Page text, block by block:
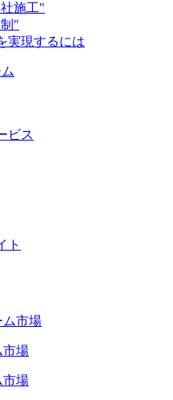
施工"
"
実現するには
ビス
ト
市場